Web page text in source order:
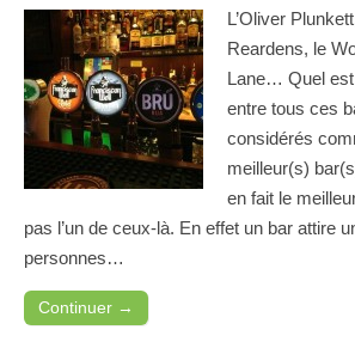
L’Oliver
Reardens, le
Lane… Quel
entre tous ces
considérés
meilleur(s)
en fait le
pas l’un de ceux-là. En effet un bar attire
personnes…
Continuer →